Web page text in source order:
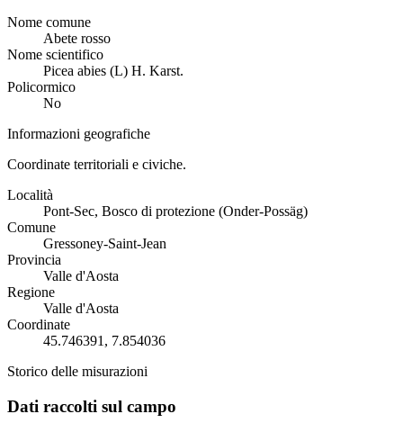
Nome comune
Abete rosso
Nome scientifico
Picea abies (L) H. Karst.
Policormico
No
Informazioni geografiche
Coordinate territoriali e civiche.
Località
Pont-Sec, Bosco di protezione (Onder-Possäg)
Comune
Gressoney-Saint-Jean
Provincia
Valle d'Aosta
Regione
Valle d'Aosta
Coordinate
45.746391, 7.854036
Storico delle misurazioni
Dati raccolti sul campo